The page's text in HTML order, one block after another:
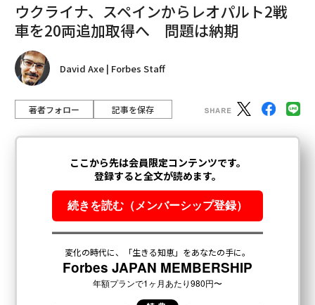
ウクライナ、スペインからレオパルト2戦
車を20両追加取得へ 問題は納期
David Axe | Forbes Staff
著者フォロー 記事を保存